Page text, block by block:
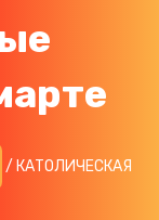
/ КАТОЛИЧЕСКАЯ